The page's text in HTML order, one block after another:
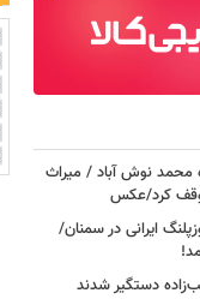
محمد نوش ‌آباد / میراث
کرد/عکس
ایرانی در سمنان/
دستگیر شدند